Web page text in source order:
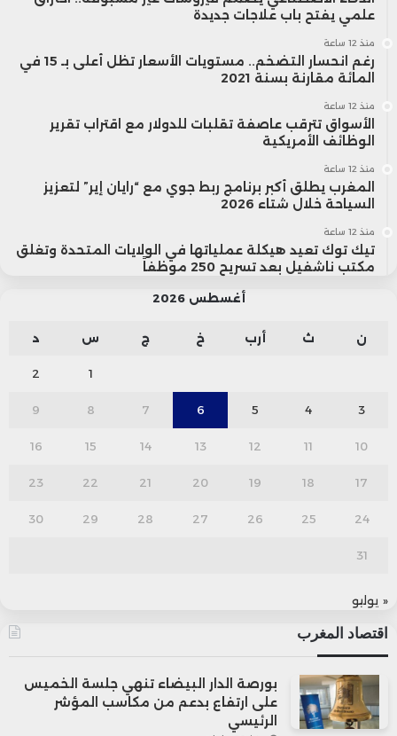
علمي يفتح باب علاجات جديدة
منذ 12 ساعة
رغم انحسار التضخم.. مستويات الأسعار تظل أعلى بـ 15 في
المائة مقارنة بسنة 2021
منذ 12 ساعة
الأسواق تترقب عاصفة تقلبات للدولار مع اقتراب تقرير
الوظائف الأمريكية
منذ 12 ساعة
المغرب يطلق أكبر برنامج ربط جوي مع “رايان إير” لتعزيز
السياحة خلال شتاء 2026
منذ 12 ساعة
تيك توك تعيد هيكلة عملياتها في الولايات المتحدة وتغلق
مكتب ناشفيل بعد تسريح 250 موظفاً
أغسطس 2026
ن ث أرب خ ج س د
1
2
3
4
5
6
7
8
9
10
11
12
13
14
15
16
17
18
19
20
21
22
23
24
25
26
27
28
29
30
31
« يوليو
اقتصاد المغرب
بورصة الدار البيضاء تنهي جلسة الخميس
على ارتفاع بدعم من مكاسب المؤشر
الرئيسي